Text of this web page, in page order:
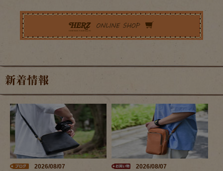
新着情報
2026/08/07 2026/08/07